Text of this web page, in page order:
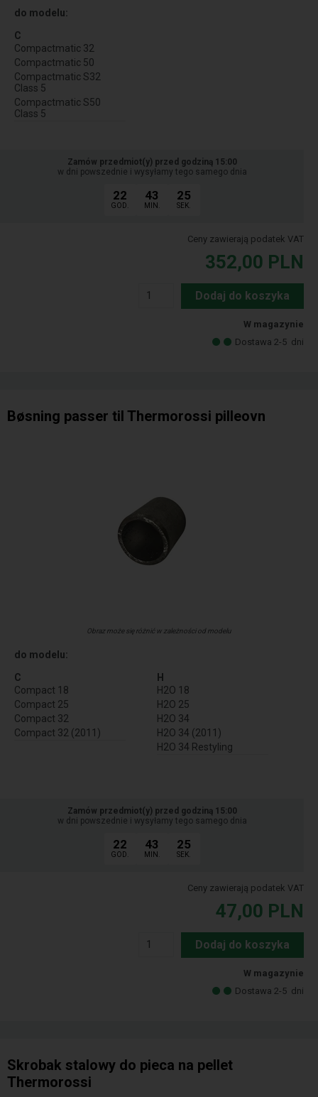
do modelu:
C
Compactmatic 32
Compactmatic 50
Compactmatic S32
Class 5
Compactmatic S50
Class 5
Zamów przedmiot(y) przed godziną 15:00
w dni powszednie i wysyłamy tego samego dnia
22
GOD.
43
MIN.
24
SEK.
Ceny zawierają podatek VAT
352,00 PLN
Dodaj do koszyka
W magazynie
Dostawa 2-5 dni
Bøsning passer til Thermorossi pilleovn
Obraz może się różnić w zależności od modelu
do modelu:
C
Compact 18
Compact 25
Compact 32
Compact 32 (2011)
H
H2O 18
H2O 25
H2O 34
H2O 34 (2011)
H2O 34 Restyling
Zamów przedmiot(y) przed godziną 15:00
w dni powszednie i wysyłamy tego samego dnia
22
GOD.
43
MIN.
24
SEK.
Ceny zawierają podatek VAT
47,00 PLN
Dodaj do koszyka
W magazynie
Dostawa 2-5 dni
Skrobak stalowy do pieca na pellet
Thermorossi